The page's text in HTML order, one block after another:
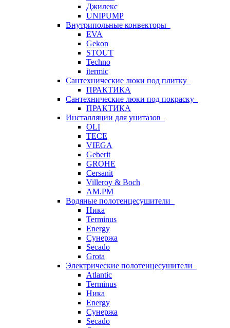
Джилекс
UNIPUMP
Внутрипольные конвекторы
EVA
Gekon
STOUT
Techno
itermic
Сантехнические люки под плитку
ПРАКТИКА
Сантехнические люки под покраску
ПРАКТИКА
Инсталляции для унитазов
OLI
TECE
VIEGA
Geberit
GROHE
Cersanit
Villeroy & Boch
AM.PM
Водяные полотенцесушители
Ника
Terminus
Energy
Сунержа
Secado
Grota
Электрические полотенцесушители
Atlantic
Terminus
Ника
Energy
Сунержа
Secado